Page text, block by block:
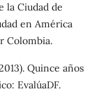
la Ciudad de
en América
Colombia.
Quince años
EvalúaDF.